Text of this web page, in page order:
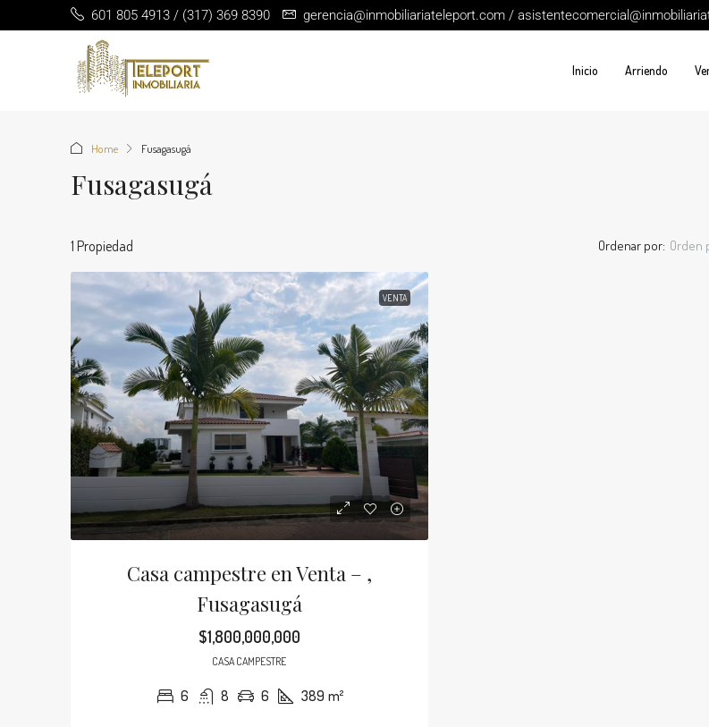
601 805 4913 / (317) 369 8390 gerencia@inmobiliariateleport.com /
Inicio Arriendo
Home Fusagasugá
Fusagasugá
1 Propiedad Ordenar por: Orden
VENTA
Casa campestre en Venta – ,
Fusagasugá
$1,800,000,000
CASA CAMPESTRE
6 8 6 389 m²
$9,000,000
5 4